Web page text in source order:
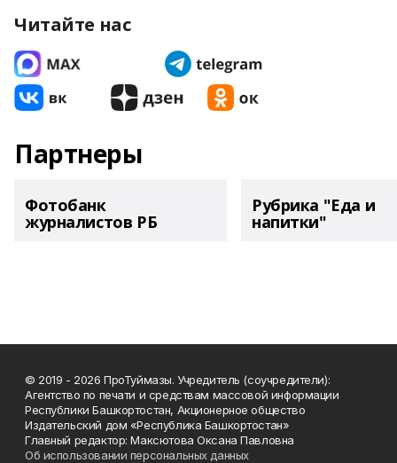
Читайте нас
Партнеры
Фотобанк
журналистов РБ
Рубрика "Еда и
напитки"
© 2019 - 2026 ПроТуймазы. Учредитель (соучредители):
Агентство по печати и средствам массовой информации
Республики Башкортостан, Акционерное общество
Издательский дом «Республика Башкортостан»
Главный редактор: Максютова Оксана Павловна
Об использовании персональных данных